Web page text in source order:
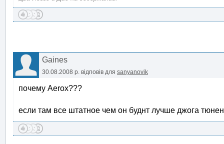
Gaines
30.08.2008 р. відповів для sanyanovik
почему Aerox???
если там все штатное чем он буднт лучше джога